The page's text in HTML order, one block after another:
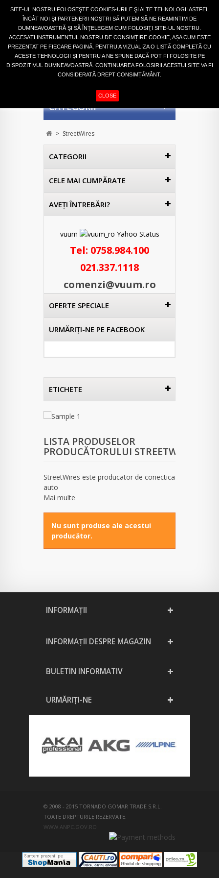
Autentifică-te
COŞ (GOL)
CATEGORII
> StreetWires
CATEGORII
CELE MAI CUMPĂRATE
AVEŢI ÎNTREBĂRI?
vuum
Tel: 0758.984.100
021.337.1118
comenzi@vuum.ro
OFERTE SPECIALE
URMĂRIŢI-NE PE FACEBOOK
ETICHETE
LISTA PRODUSELOR
PRODUCĂTORULUI STREETWIRES
StreetWires este producator de conectica
auto
Mai multe
Nu sunt produse ale acestui
producător.
INFORMAŢII
INFORMAȚII DESPRE MAGAZIN
BULETIN INFORMATIV
URMĂRIȚI-NE
SITE-UL NOSTRU FOLOSEŞTE COOKIES-URILE ŞI ALTE TEHNOLOGII ASTFEL
ÎNCÂT NOI ŞI PARTENERII NOŞTRI SĂ PUTEM SĂ NE REAMINTIM DE
DUMNEAVOASTRĂ ŞI SĂ ÎNŢELEGEM CUM FOLOSIŢI SITE-UL NOSTRU.
ACCESAȚI INSTRUMENTUL NOSTRU DE CONSIMȚIRE COOKIE, AȘA CUM ESTE
PREZENTAT PE FIECARE PAGINĂ, PENTRU A VIZUALIZA O LISTĂ COMPLETĂ CU
ACESTE TEHNOLOGII ȘI PENTRU A NE SPUNE DACĂ POT FI FOLOSITE PE
DISPOZITIVUL DUMNEAVOASTRĂ. CONTINUAREA FOLOSIRII ACESTUI SITE VA FI
CONSIDERATĂ DREPT CONSIMȚĂMÂNT.
CLOSE
© 2008 - 2015 TORNADO GOMAR TRADE S.R.L.
TOATE DREPTURILE REZERVATE.
WWW.ANPC.GOV.RO